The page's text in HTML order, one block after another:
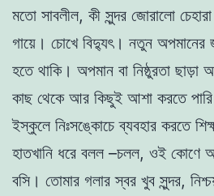
মতো সাবলীল, কী সুন্দর জোরালো
গায়ে। চোখে বিদ্যুৎ। নতুন
হতে থাকি। অপমান বা নিষ্ঠুরতা ছাড়া
কাছ থেকে আর কিছুই আশা করতে
ইস্কুলে নিঃসঙ্কোচে ব্যবহার করতে
হাতখানি ধরে বলল –চলল, ওই কোণে
বসি। তোমার গলার স্বর খুব সুন্দর,